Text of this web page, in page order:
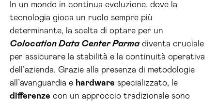
In un mondo in continua evoluzione, dove la
tecnologia gioca un ruolo sempre più
determinante, la scelta di optare per un
Colocation Data Center Parmadiventa cruciale
per assicurare la stabilità e la continuità operativa
dell’azienda. Grazie alla presenza di metodologie
all’avanguardia e hardware specializzato, le
differenze con un approccio tradizionale sono